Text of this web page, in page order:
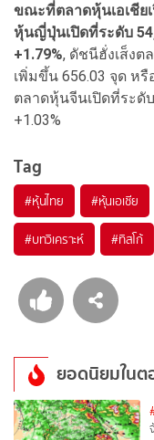
ขณะที่ตลาดหุ้นเอเชีย
หุ้นญี่ปุ่นเปิดที่ระดับ
+1.79%, ดัชนีฮั่งเส็งต
เพิ่มขึ้น 656.03 จุด ห
ตลาดหุ้นจีนเปิดที่ระดั
+1.03%
Tag
#หุ้นไทย #หุ้นเอเชีย
#บทวิเคราะห์ #ทิสโก้
ยอดนิยมใน